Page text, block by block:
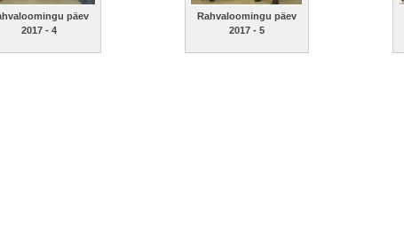
päev
2017 - 4
Rahvaloomingu päev
2017 - 5